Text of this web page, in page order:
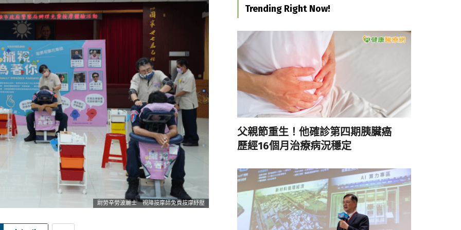
尉勞辛勞波麗士 視障按摩師免費按摩紓壓
Trending Right Now!
父親節重生！他確診第四期胰臟癌
歷經16個月治療病況穩定